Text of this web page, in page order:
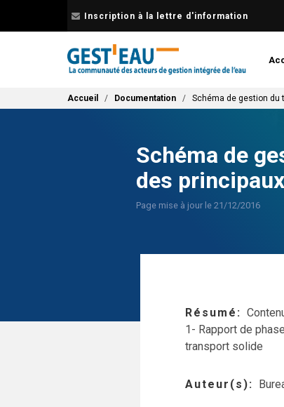
Inscription à la lettre d'information
Fil d'Ariane
Accueil Documentation Schéma de gestion du
Schéma de
des
Page mise à jour le 21/12/2016
Résumé
1- Rapport de
transport solide
Auteur(s)